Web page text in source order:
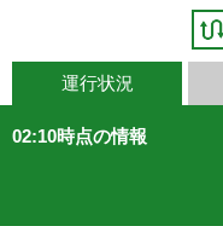
運行状況
02:10時点の情報